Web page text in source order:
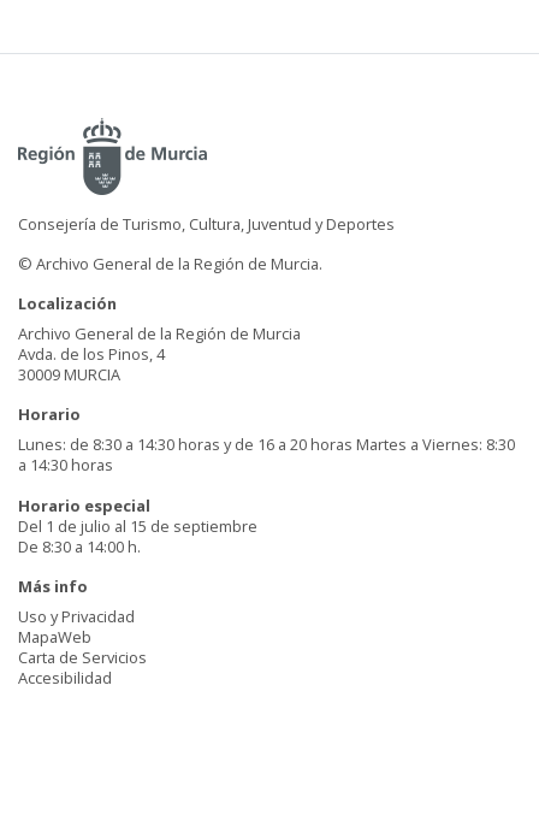
Consejería de Turismo, Cultura, Juventud y Deportes
© Archivo General de la Región de Murcia.
Localización
Archivo General de la Región de Murcia
Avda. de los Pinos, 4
30009 MURCIA
Horario
Lunes: de 8:30 a 14:30 horas y de 16 a 20 horas Martes a Viernes: 8:30
a 14:30 horas
Horario especial
Del 1 de julio al 15 de septiembre
De 8:30 a 14:00 h.
Más info
Uso y Privacidad
MapaWeb
Carta de Servicios
Accesibilidad